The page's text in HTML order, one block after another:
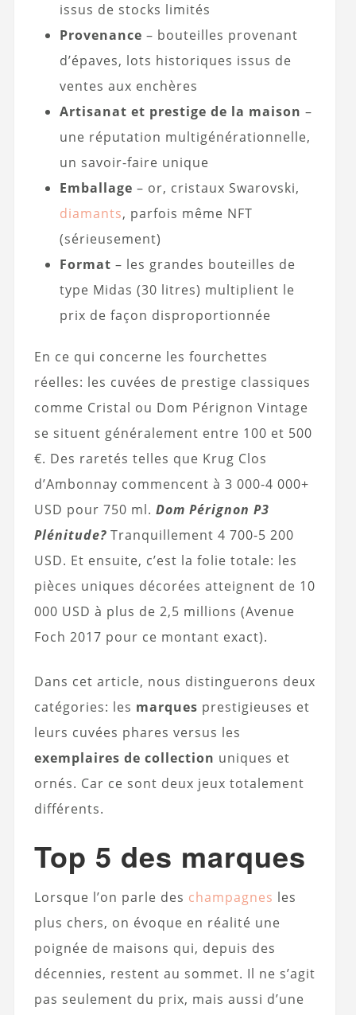
issus de stocks limités
Provenance – bouteilles provenant
d’épaves, lots historiques issus de
ventes aux enchères
Artisanat et prestige de la maison –
une réputation multigénérationnelle,
un savoir-faire unique
Emballage – or, cristaux Swarovski,
diamants, parfois même NFT
(sérieusement)
Format – les grandes bouteilles de
type Midas (30 litres) multiplient le
prix de façon disproportionnée
En ce qui concerne les fourchettes
réelles: les cuvées de prestige classiques
comme Cristal ou Dom Pérignon Vintage
se situent généralement entre 100 et 500
€. Des raretés telles que Krug Clos
d’Ambonnay commencent à 3 000-4 000+
USD pour 750 ml. Dom Pérignon P3
Plénitude?Tranquillement 4 700-5 200
USD. Et ensuite, c’est la folie totale: les
pièces uniques décorées atteignent de 10
000 USD à plus de 2,5 millions (Avenue
Foch 2017 pour ce montant exact).
Dans cet article, nous distinguerons deux
catégories: les marques prestigieuses et
leurs cuvées phares versus les
exemplaires de collection uniques et
ornés. Car ce sont deux jeux totalement
différents.
Top 5 des marques
Lorsque l’on parle des champagnes les
plus chers, on évoque en réalité une
poignée de maisons qui, depuis des
décennies, restent au sommet. Il ne s’agit
pas seulement du prix, mais aussi d’une